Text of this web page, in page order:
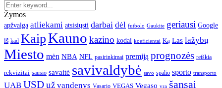
Žymos
apžvalga atliekami atsisiųsti darbai dėl futbolo Gaukite geriausi Google
iš kad KaipKauno kazino kodai koeficientai Ką Las lažybų
Miesto mėn NBA NFL pasirinkimai premiją prognozės reiškia
rekvizitai sausio savaitė savivaldybė savo spalio sporto transporto
UAB USDuž vandenys Vasario VEGAS Vegaso yra šansai